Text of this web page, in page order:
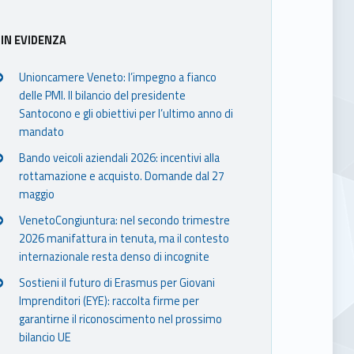
IN EVIDENZA
Unioncamere Veneto: l’impegno a fianco
delle PMI. Il bilancio del presidente
Santocono e gli obiettivi per l’ultimo anno di
mandato
Bando veicoli aziendali 2026: incentivi alla
rottamazione e acquisto. Domande dal 27
maggio
VenetoCongiuntura: nel secondo trimestre
2026 manifattura in tenuta, ma il contesto
internazionale resta denso di incognite
Sostieni il futuro di Erasmus per Giovani
Imprenditori (EYE): raccolta firme per
garantirne il riconoscimento nel prossimo
bilancio UE